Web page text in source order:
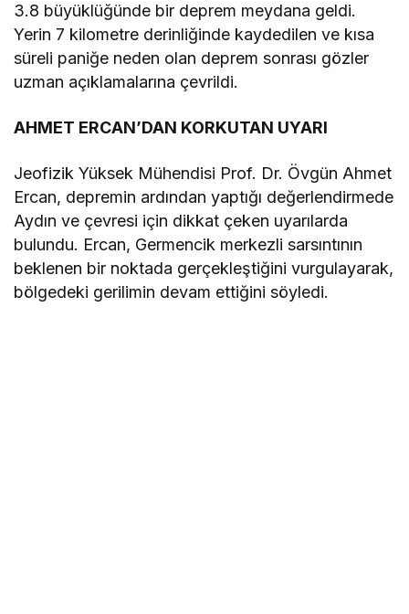
3.8 büyüklüğünde bir deprem meydana geldi.
Yerin 7 kilometre derinliğinde kaydedilen ve kısa
süreli paniğe neden olan deprem sonrası gözler
uzman açıklamalarına çevrildi.
AHMET ERCAN’DAN KORKUTAN UYARI
Jeofizik Yüksek Mühendisi Prof. Dr. Övgün Ahmet
Ercan, depremin ardından yaptığı değerlendirmede
Aydın ve çevresi için dikkat çeken uyarılarda
bulundu. Ercan, Germencik merkezli sarsıntının
beklenen bir noktada gerçekleştiğini vurgulayarak,
bölgedeki gerilimin devam ettiğini söyledi.